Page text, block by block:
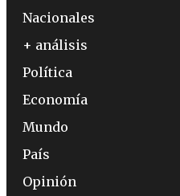
Nacionales
+ análisis
Política
Economía
Mundo
País
Opinión